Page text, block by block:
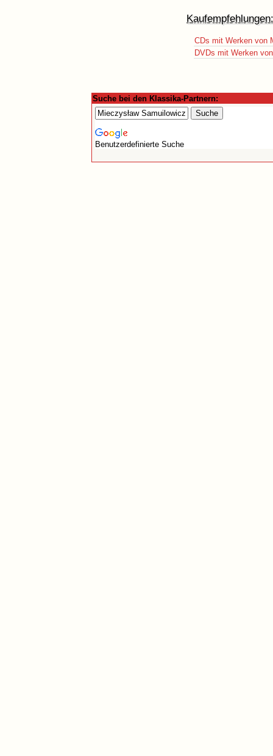
Kaufempfehlungen:
CDs mit Werken von
DVDs mit Werken
Suche bei den Klassika-Partnern:
Benutzerdefinierte Suche